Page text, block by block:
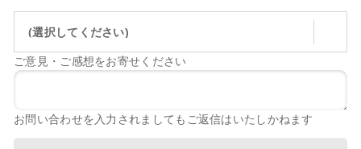
(選択してください)
ご意見・ご感想をお寄せください
お問い合わせを入力されましてもご返信はいたしかねます